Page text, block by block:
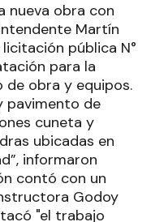
nueva obra con
Martín
pública N°
para la
de obra y equipos.
pavimento de
cuneta y
ubicadas en
informaron
contó con un
Godoy
"el trabajo